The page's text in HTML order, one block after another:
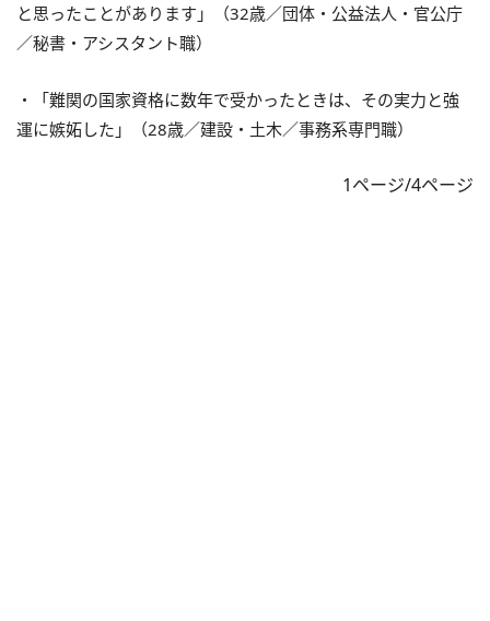
と思ったことがあります」（32歳／団体・公益法人・官公庁
／秘書・アシスタント職）
・「難関の国家資格に数年で受かったときは、その実力と強
運に嫉妬した」（28歳／建設・土木／事務系専門職）
1ページ/4ページ